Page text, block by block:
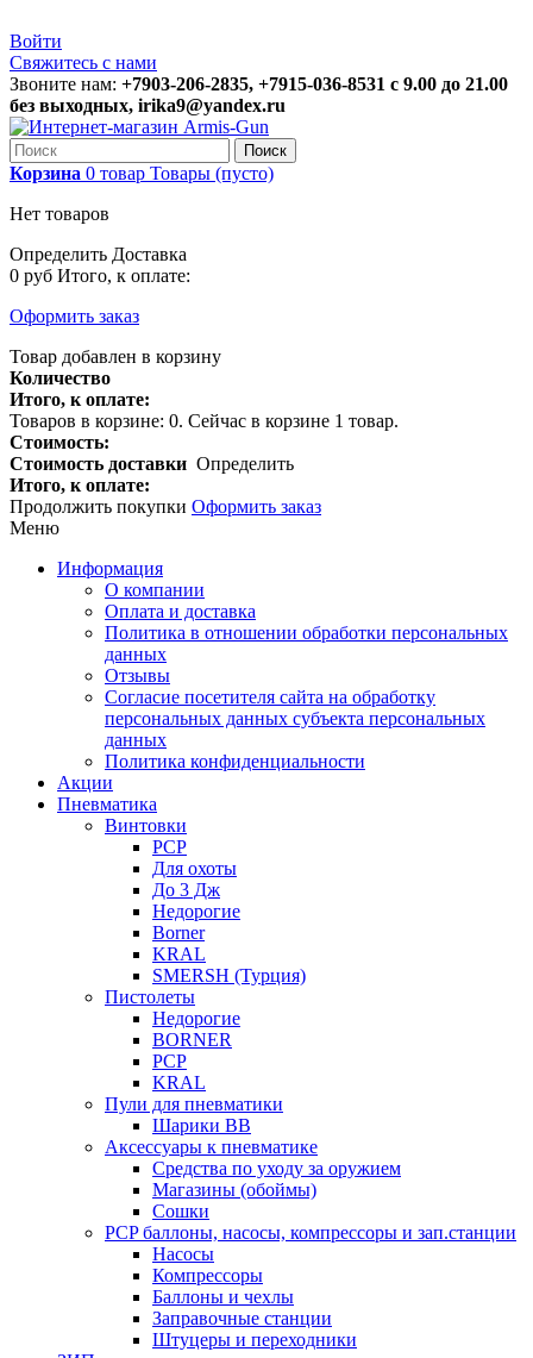
Войти
Свяжитесь с нами
Звоните нам: +7903-206-2835, +7915-036-8531 с 9.00 до 21.00
без выходных, irika9@yandex.ru
Поиск
Корзина 0 товар Товары (пусто)
Нет товаров
Определить Доставка
0 руб Итого, к оплате:
Оформить заказ
Товар добавлен в корзину
Количество
Итого, к оплате:
Товаров в корзине: 0. Сейчас в корзине 1 товар.
Стоимость:
Стоимость доставки Определить
Итого, к оплате:
Продолжить покупки Оформить заказ
Меню
Информация
О компании
Оплата и доставка
Политика в отношении обработки персональных
данных
Отзывы
Согласие посетителя сайта на обработку
персональных данных субъекта персональных
данных
Политика конфиденциальности
Акции
Пневматика
Винтовки
PCP
Для охоты
До 3 Дж
Недорогие
Borner
KRAL
SMERSH (Турция)
Пистолеты
Недорогие
BORNER
PCP
KRAL
Пули для пневматики
Шарики BB
Аксессуары к пневматике
Средства по уходу за оружием
Магазины (обоймы)
Сошки
PCP баллоны, насосы, компрессоры и зап.станции
Насосы
Компрессоры
Баллоны и чехлы
Заправочные станции
Штуцеры и переходники